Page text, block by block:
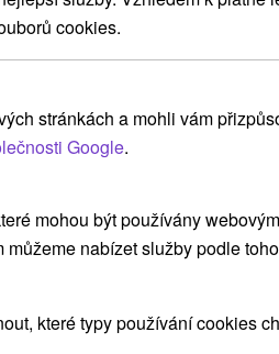
od
cookies.
stránkách a mohli vám
Google.
mohou být používány
nabízet služby podle
které typy používání cookies